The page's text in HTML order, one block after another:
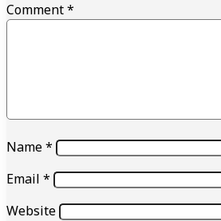
Comment*
Name*
Email *
Website